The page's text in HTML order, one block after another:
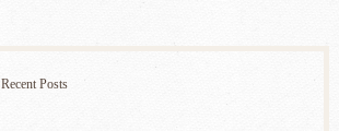
Recent Posts